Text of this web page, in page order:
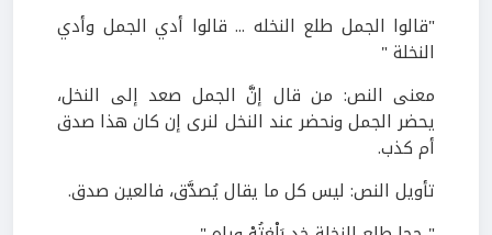
"قالوا الجمل طلع النخله ... قالوا أدي الجمل وأدي
النخلة "
معنى النص: من قال إنَّ الجمل صعد إلى النخل،
يحضر الجمل ونحضر عند النخل لنرى إن كان هذا صدق
أم كذب.
تأويل النص: ليس كل ما يقال يُصدَّق، فالعين صدق.